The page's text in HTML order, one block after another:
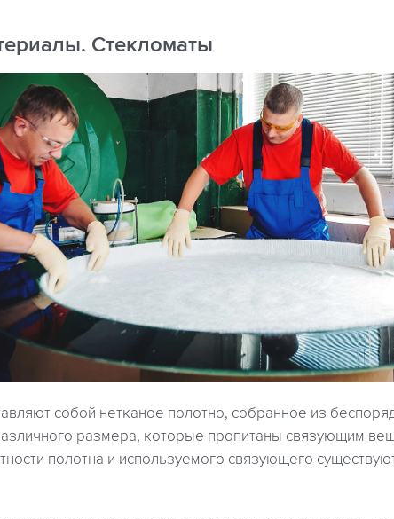
Стекломаты
собой нетканое полотно, собранное из
размера, которые пропитаны связующим
полотна и используемого связующего